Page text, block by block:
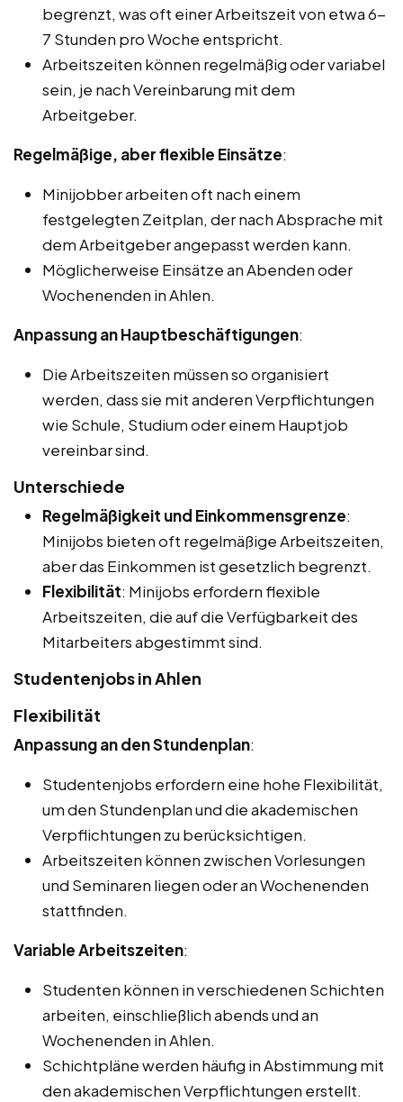
begrenzt, was oft einer Arbeitszeit von etwa 6-
7 Stunden pro Woche entspricht.
Arbeitszeiten können regelmäßig oder variabel
sein, je nach Vereinbarung mit dem
Arbeitgeber.
Regelmäßige, aber flexible Einsätze:
Minijobber arbeiten oft nach einem
festgelegten Zeitplan, der nach Absprache mit
dem Arbeitgeber angepasst werden kann.
Möglicherweise Einsätze an Abenden oder
Wochenenden in Ahlen.
Anpassung an Hauptbeschäftigungen:
Die Arbeitszeiten müssen so organisiert
werden, dass sie mit anderen Verpflichtungen
wie Schule, Studium oder einem Hauptjob
vereinbar sind.
Unterschiede
Regelmäßigkeit und Einkommensgrenze:
Minijobs bieten oft regelmäßige Arbeitszeiten,
aber das Einkommen ist gesetzlich begrenzt.
Flexibilität: Minijobs erfordern flexible
Arbeitszeiten, die auf die Verfügbarkeit des
Mitarbeiters abgestimmt sind.
Studentenjobs in Ahlen
Flexibilität
Anpassung an den Stundenplan:
Studentenjobs erfordern eine hohe Flexibilität,
um den Stundenplan und die akademischen
Verpflichtungen zu berücksichtigen.
Arbeitszeiten können zwischen Vorlesungen
und Seminaren liegen oder an Wochenenden
stattfinden.
Variable Arbeitszeiten:
Studenten können in verschiedenen Schichten
arbeiten, einschließlich abends und an
Wochenenden in Ahlen.
Schichtpläne werden häufig in Abstimmung mit
den akademischen Verpflichtungen erstellt.